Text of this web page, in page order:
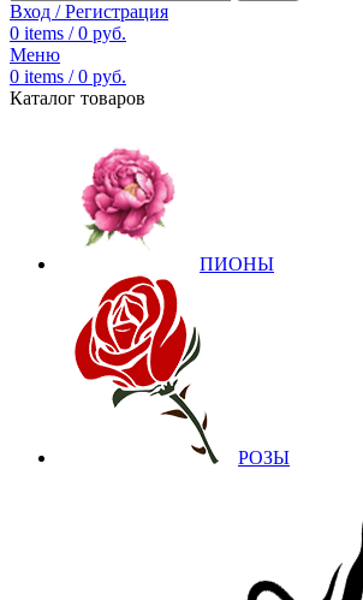
Вход / Регистрация
0 items / 0 руб.
Меню
0 items / 0 руб.
Каталог товаров
ПИОНЫ
РОЗЫ